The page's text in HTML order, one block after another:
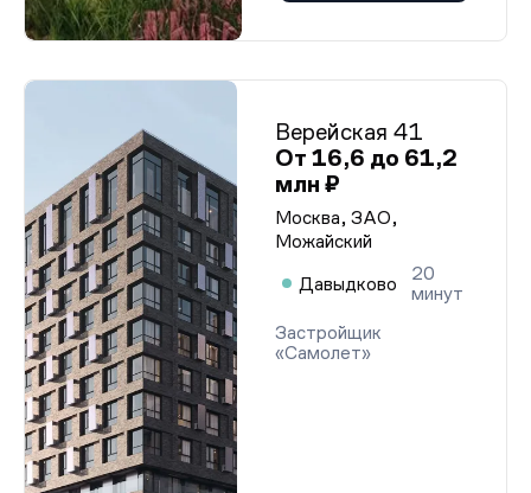
Верейская 41
От 16,6 до 61,2
млн ₽
Москва, ЗАО,
Можайский
Давыдково
20
минут
Застройщик
«Самолет»